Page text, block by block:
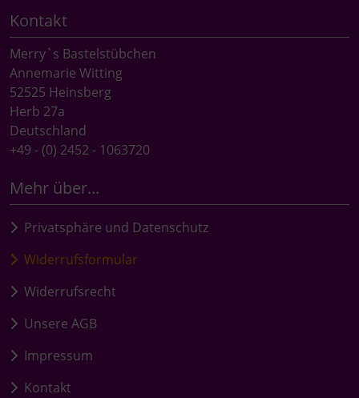
Kontakt
Merry`s Bastelstübchen
Annemarie Witting
52525 Heinsberg
Herb 27a
Deutschland
+49 - (0) 2452 - 1063720
Mehr über...
Privatsphäre und Datenschutz
Widerrufsformular
Widerrufsrecht
Unsere AGB
Impressum
Kontakt